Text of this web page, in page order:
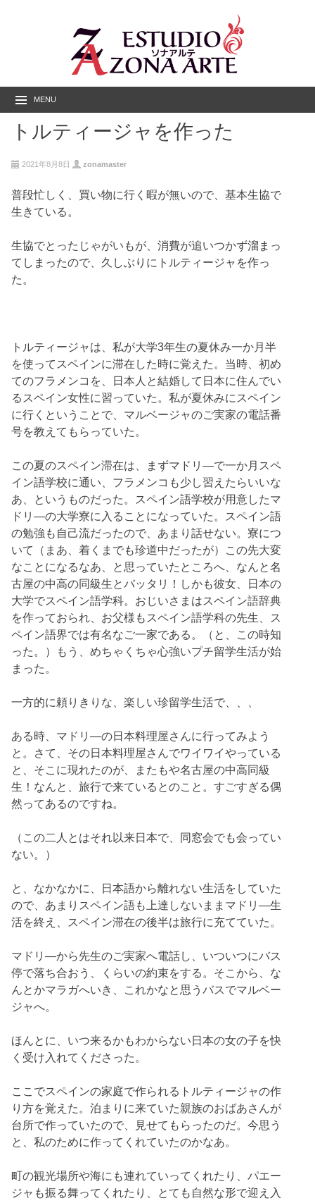
MENU
トルティージャを作った
2021年8月8日 zonamaster
普段忙しく、買い物に行く暇が無いので、基本生協で
生きている。
生協でとったじゃがいもが、消費が追いつかず溜まっ
てしまったので、久しぶりにトルティージャを作っ
た。
トルティージャは、私が大学3年生の夏休み一か月半
を使ってスペインに滞在した時に覚えた。当時、初め
てのフラメンコを、日本人と結婚して日本に住んでい
るスペイン女性に習っていた。私が夏休みにスペイン
に行くということで、マルベージャのご実家の電話番
号を教えてもらっていた。
この夏のスペイン滞在は、まずマドリ―で一か月スペ
イン語学校に通い、フラメンコも少し習えたらいいな
あ、というものだった。スペイン語学校が用意したマ
ドリ―の大学寮に入ることになっていた。スペイン語
の勉強も自己流だったので、あまり話せない。寮につ
いて（まあ、着くまでも珍道中だったが）この先大変
なことになるなあ、と思っていたところへ、なんと名
古屋の中高の同級生とバッタリ！しかも彼女、日本の
大学でスペイン語学科。おじいさまはスペイン語辞典
を作っておられ、お父様もスペイン語学科の先生、ス
ペイン語界では有名なご一家である。（と、この時知
った。）もう、めちゃくちゃ心強いプチ留学生活が始
まった。
一方的に頼りきりな、楽しい珍留学生活で、、、
ある時、マドリ―の日本料理屋さんに行ってみよう
と。さて、その日本料理屋さんでワイワイやっている
と、そこに現れたのが、またもや名古屋の中高同級
生！なんと、旅行で来ているとのこと。すごすぎる偶
然ってあるのですね。
（この二人とはそれ以来日本で、同窓会でも会ってい
ない。）
と、なかなかに、日本語から離れない生活をしていた
ので、あまりスペイン語も上達しないままマドリ―生
活を終え、スペイン滞在の後半は旅行に充てていた。
マドリ―から先生のご実家へ電話し、いついつにバス
停で落ち合おう、くらいの約束をする。そこから、な
んとかマラガへいき、これかなと思うバスでマルベー
ジャへ。
ほんとに、いつ来るかもわからない日本の女の子を快
く受け入れてくださった。
ここでスペインの家庭で作られるトルティージャの作
り方を覚えた。泊まりに来ていた親族のおばあさんが
台所で作っていたので、見せてもらったのだ。今思う
と、私のために作ってくれていたのかなあ。
町の観光場所や海にも連れていってくれたり、パエー
ジャも振る舞ってくれたり、とても自然な形で迎え入